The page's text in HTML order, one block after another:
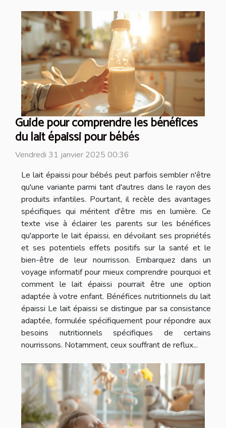
Guide pour comprendre les bénéfices
du lait épaissi pour bébés
Vendredi 31 janvier 2025 00:36
Le lait épaissi pour bébés peut parfois sembler n'être
qu'une variante parmi tant d'autres dans le rayon des
produits infantiles. Pourtant, il recèle des avantages
spécifiques qui méritent d'être mis en lumière. Ce
texte vise à éclairer les parents sur les bénéfices
qu'apporte le lait épaissi, en dévoilant ses propriétés
et ses potentiels effets positifs sur la santé et le
bien-être de leur nourrisson. Embarquez dans un
voyage informatif pour mieux comprendre pourquoi et
comment le lait épaissi pourrait être une option
adaptée à votre enfant. Bénéfices nutritionnels du lait
épaissi Le lait épaissi se distingue par sa consistance
adaptée, formulée spécifiquement pour répondre aux
besoins nutritionnels spécifiques de certains
nourrissons. Notamment, ceux souffrant de reflux...